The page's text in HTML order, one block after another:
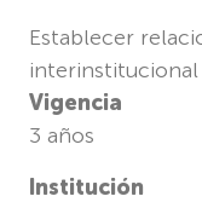
Establecer
interinstitucional
Vigencia
3 años
Institución